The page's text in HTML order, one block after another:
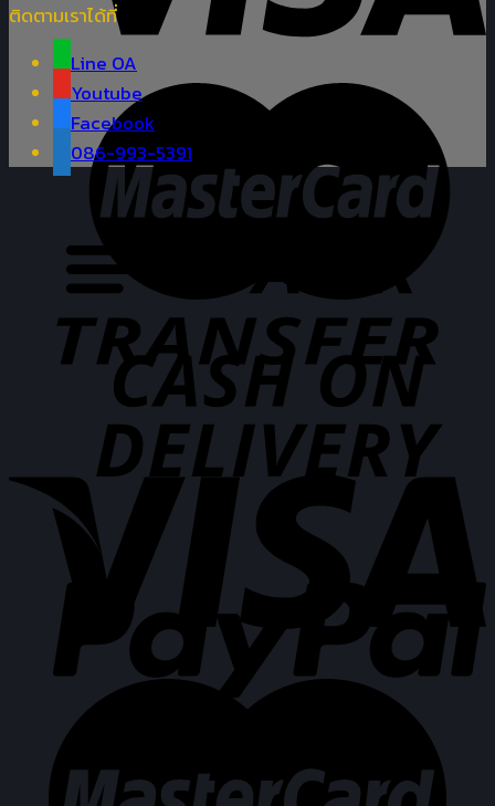
ติดตามเราได้ที่
Line OA
Youtube
Facebook
086-993-5391